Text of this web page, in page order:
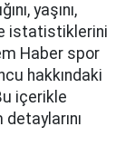
yaşını,
istatistiklerini
Haber spor
hakkındaki
içerikle
detaylarını